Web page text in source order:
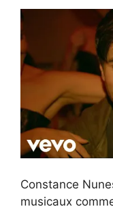
Constance
musicaux